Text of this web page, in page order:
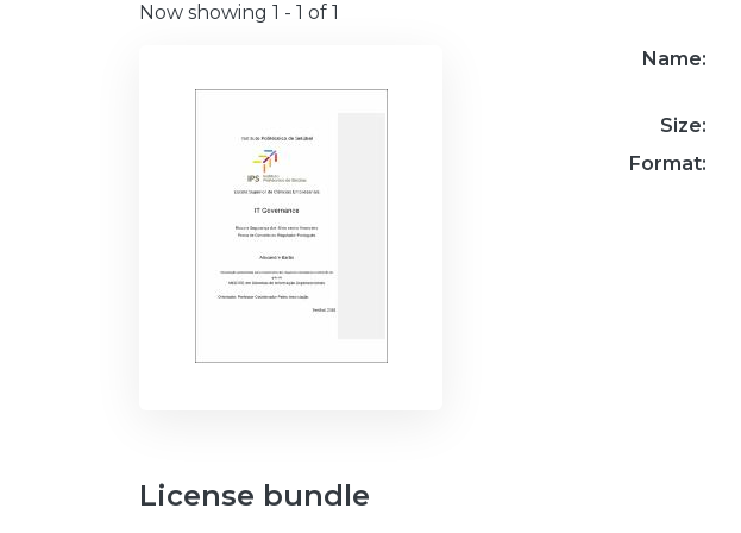
Now showing 1 - 1 of 1
Name:
Size:
Format:
License bundle